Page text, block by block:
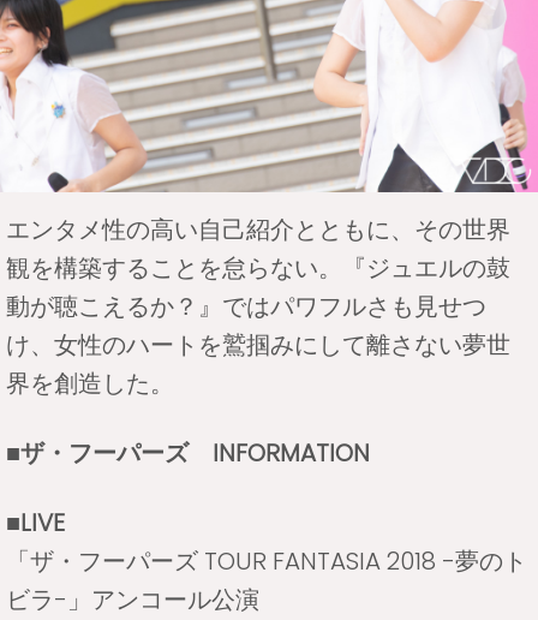
エンタメ性の高い自己紹介とともに、その世界
観を構築することを怠らない。『ジュエルの鼓
動が聴こえるか？』ではパワフルさも見せつ
け、女性のハートを鷲掴みにして離さない夢世
界を創造した。
■ザ・フーパーズ INFORMATION
■LIVE
「ザ・フーパーズ TOUR FANTASIA 2018 -夢のト
ビラ-」アンコール公演